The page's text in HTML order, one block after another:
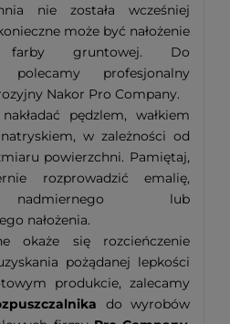
nie została wcześniej
może być nałożenie
farby gruntowej. Do
polecamy profesjonalny
Nakor Pro Company.
pędzlem, wałkiem
w zależności od
powierzchni. Pamiętaj,
rozprowadzić emalię,
lub
nałożenia.
okaże się rozcieńczenie
pożądanej lepkości
produkcie, zalecamy
do wyrobów